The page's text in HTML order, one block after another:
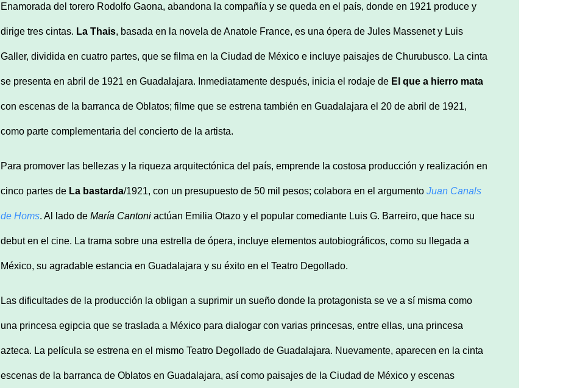
Enamorada del torero Rodolfo Gaona, abandona la compañía y se queda en el país, donde en 1921 produce y
dirige tres cintas. La Thais, basada en la novela de Anatole France, es una ópera de Jules Massenet y Luis
Galler, dividida en cuatro partes, que se filma en la Ciudad de México e incluye paisajes de Churubusco. La cinta
se presenta en abril de 1921 en Guadalajara. Inmediatamente después, inicia el rodaje de El que a hierro mata
con escenas de la barranca de Oblatos; filme que se estrena también en Guadalajara el 20 de abril de 1921,
como parte complementaria del concierto de la artista.
Para promover las bellezas y la riqueza arquitectónica del país, emprende la costosa producción y realización en
cinco partes de La bastarda/1921, con un presupuesto de 50 mil pesos; colabora en el argumento Juan Canals
de Homs. Al lado de María Cantoni actúan Emilia Otazo y el popular comediante Luis G. Barreiro, que hace su
debut en el cine. La trama sobre una estrella de ópera, incluye elementos autobiográficos, como su llegada a
México, su agradable estancia en Guadalajara y su éxito en el Teatro Degollado.
Las dificultades de la producción la obligan a suprimir un sueño donde la protagonista se ve a sí misma como
una princesa egipcia que se traslada a México para dialogar con varias princesas, entre ellas, una princesa
azteca. La película se estrena en el mismo Teatro Degollado de Guadalajara. Nuevamente, aparecen en la cinta
escenas de la barranca de Oblatos en Guadalajara, así como paisajes de la Ciudad de México y escenas